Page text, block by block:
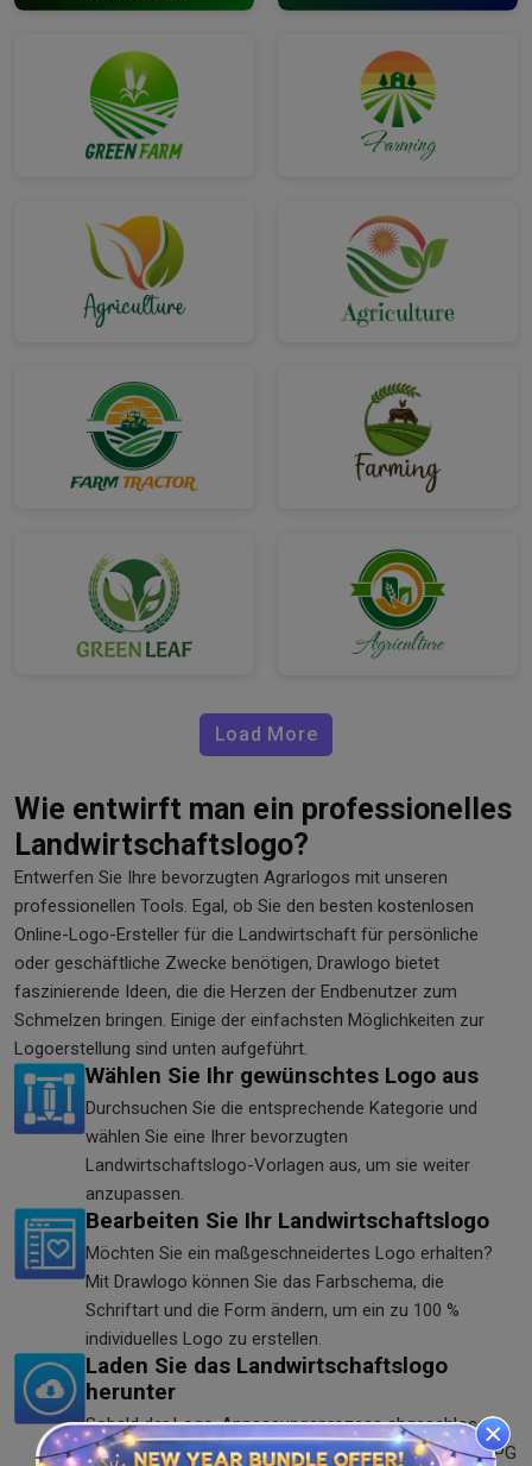
Load More
Wie entwirft man ein professionelles
Landwirtschaftslogo?
Entwerfen Sie Ihre bevorzugten Agrarlogos mit unseren
professionellen Tools. Egal, ob Sie den besten kostenlosen
Online-Logo-Ersteller für die Landwirtschaft für persönliche
oder geschäftliche Zwecke benötigen, Drawlogo bietet
faszinierende Ideen, die die Herzen der Endbenutzer zum
Schmelzen bringen. Einige der einfachsten Möglichkeiten zur
Logoerstellung sind unten aufgeführt.
Wählen Sie Ihr gewünschtes Logo aus
Durchsuchen Sie die entsprechende Kategorie und
wählen Sie eine Ihrer bevorzugten
Landwirtschaftslogo-Vorlagen aus, um sie weiter
anzupassen.
Bearbeiten Sie Ihr Landwirtschaftslogo
Möchten Sie ein maßgeschneidertes Logo erhalten?
Mit Drawlogo können Sie das Farbschema, die
Schriftart und die Form ändern, um ein zu 100 %
individuelles Logo zu erstellen.
Laden Sie das Landwirtschaftslogo
herunter
Sobald der Logo-Anpassungsprozess abgeschlossen
ist, kann Ihr Landwirtschafts-Logo-Design im PNG, JPG